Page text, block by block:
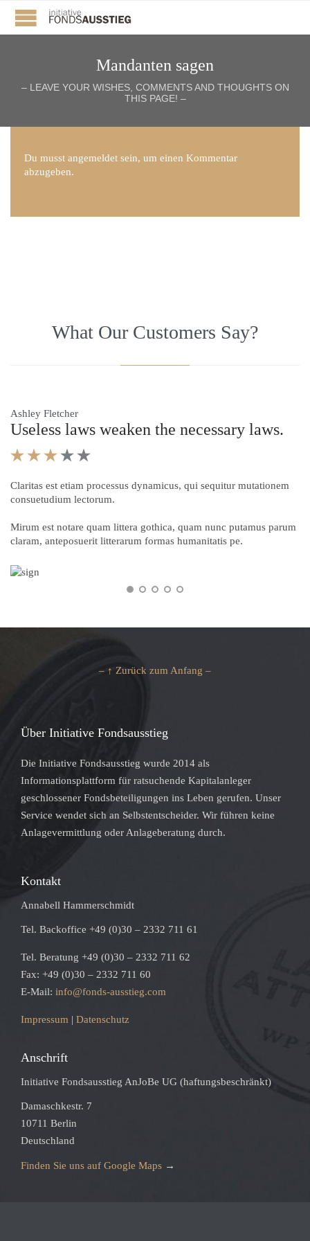
Mandanten sagen
– LEAVE YOUR WISHES, COMMENTS AND THOUGHTS ON
THIS PAGE! –
Du musst angemeldet sein, um einen Kommentar
abzugeben.
What Our Customers Say?
Ashley Fletcher
Useless laws weaken the necessary laws.

Claritas est etiam processus dynamicus, qui sequitur mutationem
consuetudium lectorum.
Mirum est notare quam littera gothica, quam nunc putamus parum
claram, anteposuerit litterarum formas humanitatis pe.
– ↑ Zurück zum Anfang –
Über Initiative Fondsausstieg
Die Initiative Fondsausstieg wurde 2014 als
Informationsplattform für ratsuchende Kapitalanleger
geschlossener Fondsbeteiligungen ins Leben gerufen. Unser
Service wendet sich an Selbstentscheider. Wir führen keine
Anlagevermittlung oder Anlageberatung durch.
Kontakt
Annabell Hammerschmidt
Tel. Backoffice +49 (0)30 – 2332 711 61
Tel. Beratung +49 (0)30 – 2332 711 62
Fax: +49 (0)30 – 2332 711 60
E-Mail: info@fonds-ausstieg.com
Impressum | Datenschutz
Anschrift
Initiative Fondsausstieg AnJoBe UG (haftungsbeschränkt)
Damaschkestr. 7
10711 Berlin
Deutschland
Finden Sie uns auf Google Maps →